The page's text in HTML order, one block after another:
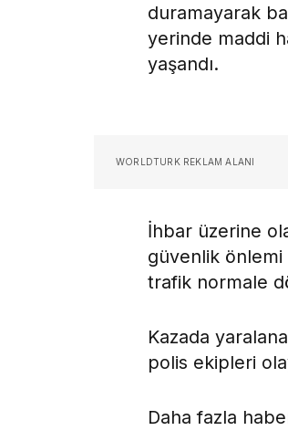
duramayarak
yerinde maddi
yaşandı.
WORLDTURK REKLAM ALANI
İhbar üzerine
güvenlik önlemi
trafik normale
Kazada
polis ekipleri
Daha fazla